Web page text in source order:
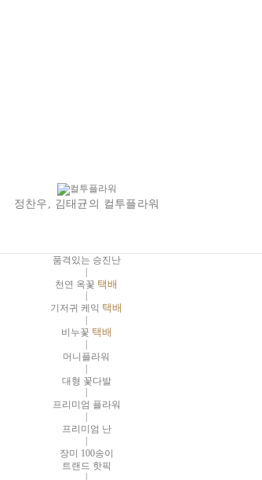
정찬우, 김태균의 컬투플라워
품격있는 승진난
|
천연 옥꽃 택배
기저귀 케익 택배
비누꽃 택배
|
머니플라워
|
대형 꽃다발
프리미엄 플라워
프리미엄 난
|
장미 100송이
트랜드 핫픽